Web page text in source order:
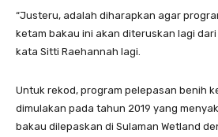
“Justeru, adalah diharapkan agar
ketam bakau ini akan diteruskan lagi dari
kata Sitti Raehannah lagi.
Untuk rekod, program pelepasan benih
dimulakan pada tahun 2019 yang
bakau dilepaskan di Sulaman Wetland